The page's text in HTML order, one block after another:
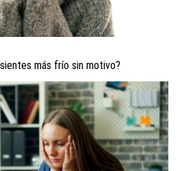
más frío sin motivo?